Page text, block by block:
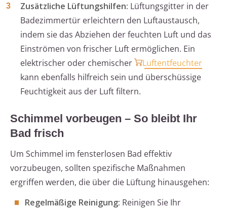
Zusätzliche Lüftungshilfen: Lüftungsgitter in der
Badezimmertür erleichtern den Luftaustausch,
indem sie das Abziehen der feuchten Luft und das
Einströmen von frischer Luft ermöglichen. Ein
elektrischer oder chemischer
Luftentfeuchter
kann ebenfalls hilfreich sein und überschüssige
Feuchtigkeit aus der Luft filtern.
Schimmel vorbeugen – So bleibt Ihr
Bad frisch
Um Schimmel im fensterlosen Bad effektiv
vorzubeugen, sollten spezifische Maßnahmen
ergriffen werden, die über die Lüftung hinausgehen:
Regelmäßige Reinigung: Reinigen Sie Ihr